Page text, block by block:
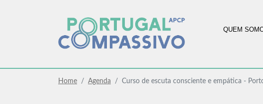
QUEM
Home Agenda Curso de escuta consciente e empática -